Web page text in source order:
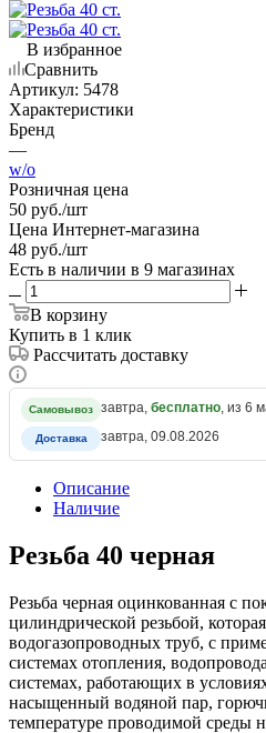
В избранное
Сравнить
Артикул: 5478
Характеристики
Бренд
—
w/o
Розничная цена
50 руб./шт
Цена Интернет-магазина
48 руб./шт
Есть в наличии в 9 магазинах
В корзину
Купить в 1 клик
Рассчитать доставку
Самовывоз завтра, бесплатно, из 6
Доставка завтра, 09.08.2026
Описание
Наличие
Резьба 40 черная
Резьба черная оцинкованная с
цилиндрической резьбой,
водогазопроводных труб, с
системах отопления,
системах, работающих в
насыщенный водяной пар,
температуре проводимой среды